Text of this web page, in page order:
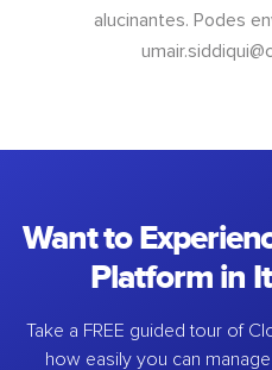
alucinantes. Podes
Want to
Platform in
Take a FREE guided tour of
how easily you can